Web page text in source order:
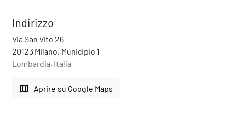
Indirizzo
Via San Vito 26
20123 Milano, Municipio 1
Lombardia, Italia
map Aprire su Google Maps